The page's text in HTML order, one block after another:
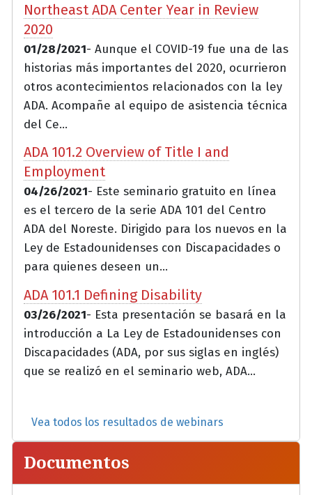
Northeast ADA Center Year in Review
2020
01/28/2021- Aunque el COVID-19 fue una de las
historias más importantes del 2020, ocurrieron
otros acontecimientos relacionados con la ley
ADA. Acompañe al equipo de asistencia técnica
del Ce...
ADA 101.2 Overview of Title I and
Employment
04/26/2021- Este seminario gratuito en línea
es el tercero de la serie ADA 101 del Centro
ADA del Noreste. Dirigido para los nuevos en la
Ley de Estadounidenses con Discapacidades o
para quienes deseen un...
ADA 101.1 Defining Disability
03/26/2021- Esta presentación se basará en la
introducción a La Ley de Estadounidenses con
Discapacidades (ADA, por sus siglas en inglés)
que se realizó en el seminario web, ADA...
Vea todos los resultados de webinars
Documentos